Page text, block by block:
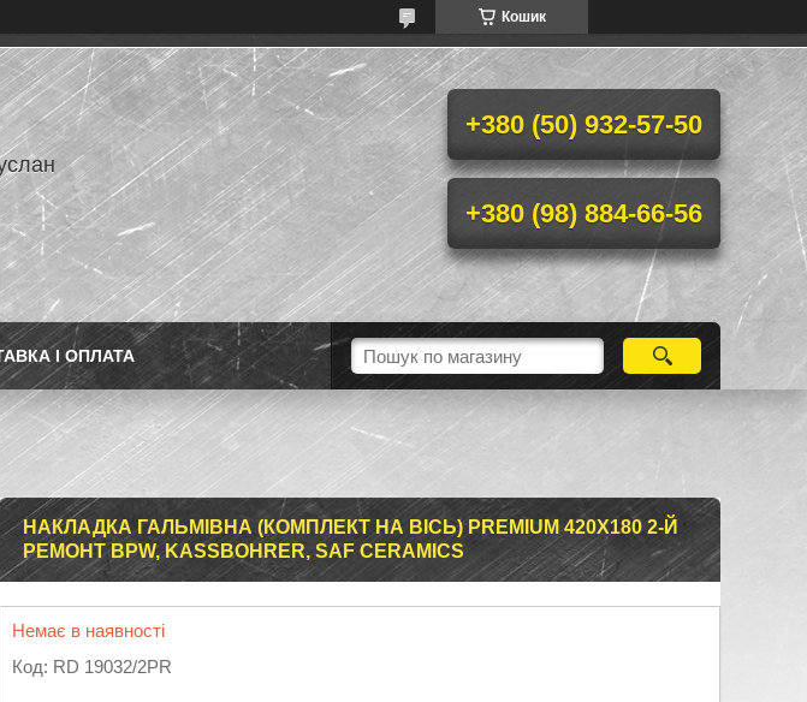
Кошик
+380 (50) 932-57-50
+380 (98) 884-66-56
І ОПЛАТА
НАКЛАДКА ГАЛЬМІВНА (КОМПЛЕКТ НА ВІСЬ) PREMIUM 420Х180 2-Й
РЕМОНТ BPW, KASSBOHRER, SAF CERAMICS
Немає в наявності
Код: RD 19032/2PR